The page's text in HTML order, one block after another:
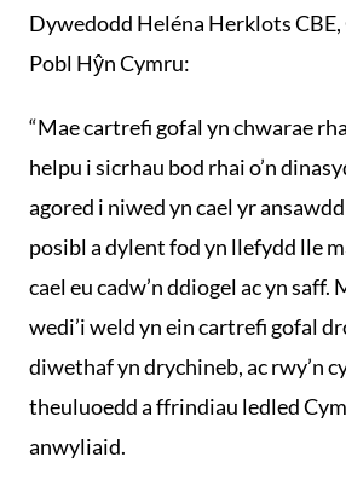
Dywedodd Heléna Herklots
Pobl Hŷn Cymru:
“Mae cartrefi gofal yn chwarae
helpu i sicrhau bod rhai o’n
agored i niwed yn cael yr
posibl a dylent fod yn llefydd lle
cael eu cadw’n ddiogel ac yn saff.
wedi’i weld yn ein cartrefi gofal
diwethaf yn drychineb, ac rwy’n
theuluoedd a ffrindiau ledled
anwyliaid.